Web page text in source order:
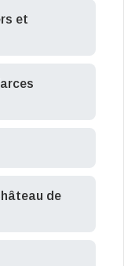
et
de